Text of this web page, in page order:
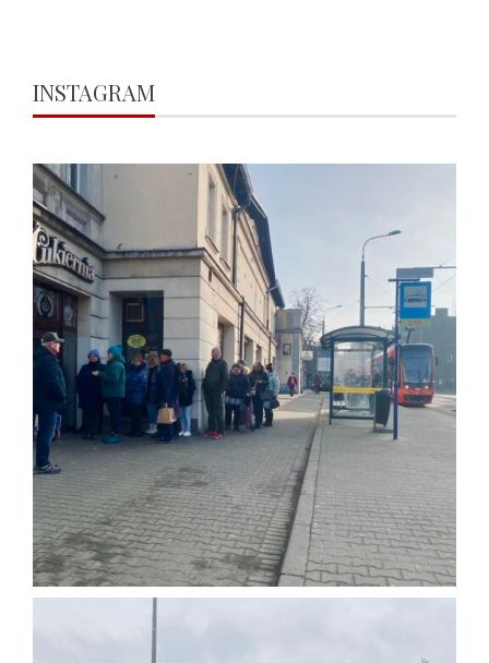
INSTAGRAM